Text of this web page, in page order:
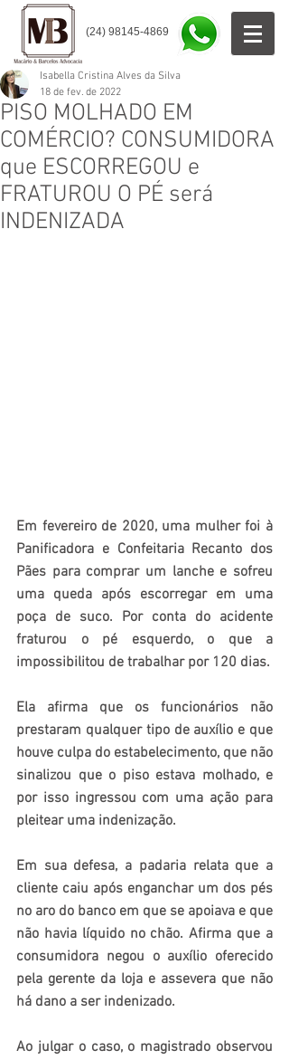
(24) 98145-4869
PISO MOLHADO EM
COMÉRCIO? CONSUMIDORA
que ESCORREGOU e
FRATUROU O PÉ será
INDENIZADA
Isabella Cristina Alves da Silva
18 de fev. de 2022
Em fevereiro de 2020, uma mulher foi à
Panificadora e Confeitaria Recanto dos
Pães para comprar um lanche e sofreu
uma queda após escorregar em uma
poça de suco. Por conta do acidente
fraturou o pé esquerdo, o que a
Ela afirma que os funcionários não
prestaram qualquer tipo de auxílio e que
houve culpa do estabelecimento, que não
sinalizou que o piso estava molhado, e
por isso ingressou com uma ação para
pleitear uma indenização.
Em sua defesa, a padaria relata que a
cliente caiu após enganchar um dos pés
no aro do banco em que se apoiava e que
não havia líquido no chão. Afirma que a
consumidora negou o auxílio oferecido
pela gerente da loja e assevera que não
há dano a ser indenizado.
Ao julgar o caso, o magistrado observou